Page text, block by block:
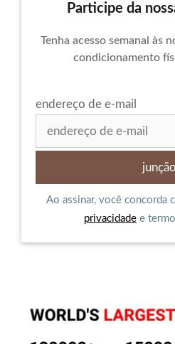
Participe da
Tenha acesso semanal às
condicionamento
endereço de e-mail
Ao assinar, você concorda
privacidade e